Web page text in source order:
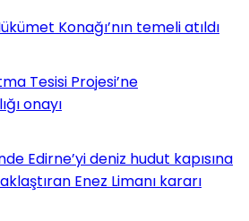
Konağı’nın temeli atıldı
Tesisi Projesi’ne
onayı
Edirne’yi deniz hudut kapısına
Enez Limanı kararı